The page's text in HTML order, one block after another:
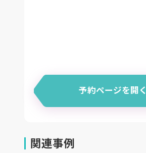
予約ページを開く
関連事例